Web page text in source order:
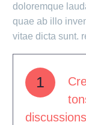
doloremque
quae ab illo
vitae dicta sunt.
1
discussions